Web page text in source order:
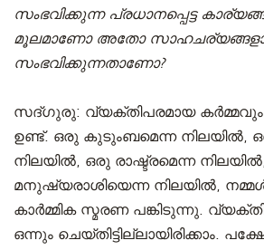
സംഭവിക്കുന്ന പ്രധാനപ്പെട്ട
മൂലമാണോ അതോ
സംഭവിക്കുന്നതാണോ?
സദ്ഗുരു: വ്യക്തിപരമായ
ഉണ്ട്. ഒരു കുടുംബമെന്ന നിലയിൽ,
നിലയിൽ, ഒരു രാഷ്ട്രമെന്ന
മനുഷ്യരാശിയെന്ന നിലയിൽ,
കാർമ്മിക സ്മരണ പങ്കിടുന്നു.
ഒന്നും ചെയ്തിട്ടില്ലായിരിക്കാം.